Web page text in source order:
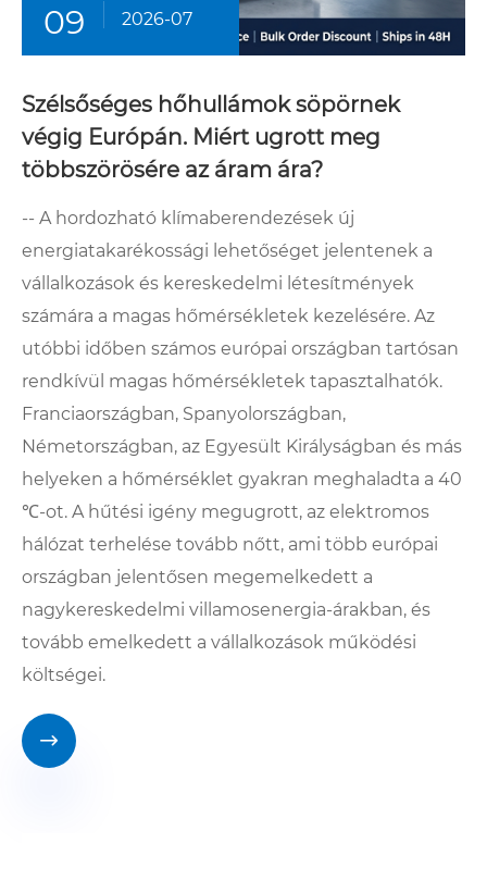
09 2026-07
Szélsőséges hőhullámok söpörnek
végig Európán. Miért ugrott meg
többszörösére az áram ára?
-- A hordozható klímaberendezések új
energiatakarékossági lehetőséget jelentenek a
vállalkozások és kereskedelmi létesítmények
számára a magas hőmérsékletek kezelésére. Az
utóbbi időben számos európai országban tartósan
rendkívül magas hőmérsékletek tapasztalhatók.
Franciaországban, Spanyolországban,
Németországban, az Egyesült Királyságban és más
helyeken a hőmérséklet gyakran meghaladta a 40
℃-ot. A hűtési igény megugrott, az elektromos
hálózat terhelése tovább nőtt, ami több európai
országban jelentősen megemelkedett a
nagykereskedelmi villamosenergia-árakban, és
tovább emelkedett a vállalkozások működési
költségei.
